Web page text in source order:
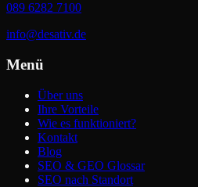
089 6282 7100
info@desativ.de
Menü
Über uns
Ihre Vorteile
Wie es funktioniert?
Kontakt
Blog
SEO & GEO Glossar
SEO nach Standort